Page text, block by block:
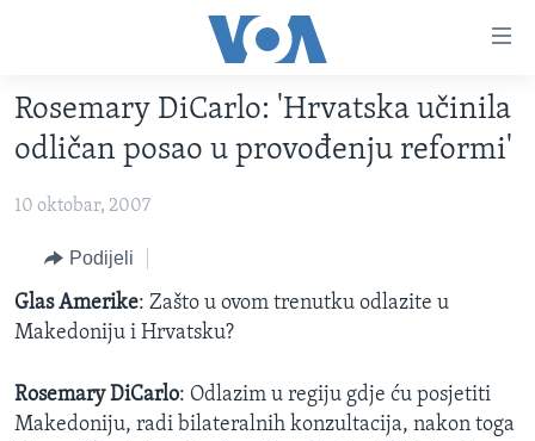
glavni
sadržaj
na
navigaciju
Idi
na
TV PROGRAM
FOTOGRAFIJE DANA
VIJESTI
SJEDINJENE AMERIČKE DRŽAVE
BOSNA I HERCEGOVINA
SVIJET
NAUKA I TEHNOLOGIJA
SPECIJALNI PROJEKTI
KORUPCIJA
SLOBODA MEDIJA
Rosemary DiCarlo: 'Hrvatska učinila
odličan posao u provođenju reformi'
10 oktobar, 2007
Podijeli
Glas Amerike: Zašto u ovom trenutku odlazite u
Makedoniju i Hrvatsku?
Rosemary DiCarlo: Odlazim u regiju gdje ću posjetiti
Makedoniju, radi bilateralnih konzultacija, nakon toga